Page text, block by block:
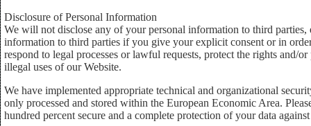
Disclosure of Personal Information
We will not disclose any of your personal information to third parties,
information to third parties if you give your explicit consent or in
respond to legal processes or lawful requests, protect the rights and/
illegal uses of our Website.
We have implemented appropriate technical and organizational
only processed and stored within the European Economic Area.
hundred percent secure and a complete protection of your data